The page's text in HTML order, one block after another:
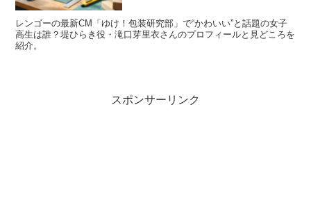
「バレエがすごい」と言われる理由は姿勢と表現
の積み重ね
識など、基礎が整っている人ほど美しく見えます。
レンゴーの最新CM「ゆけ！包装研究部」で“かわいい”と話題の女子
高生は誰？堤ひらき役・滝口芽里衣さんのプロフィールと見どころを
紹介。
スポンサーリンク